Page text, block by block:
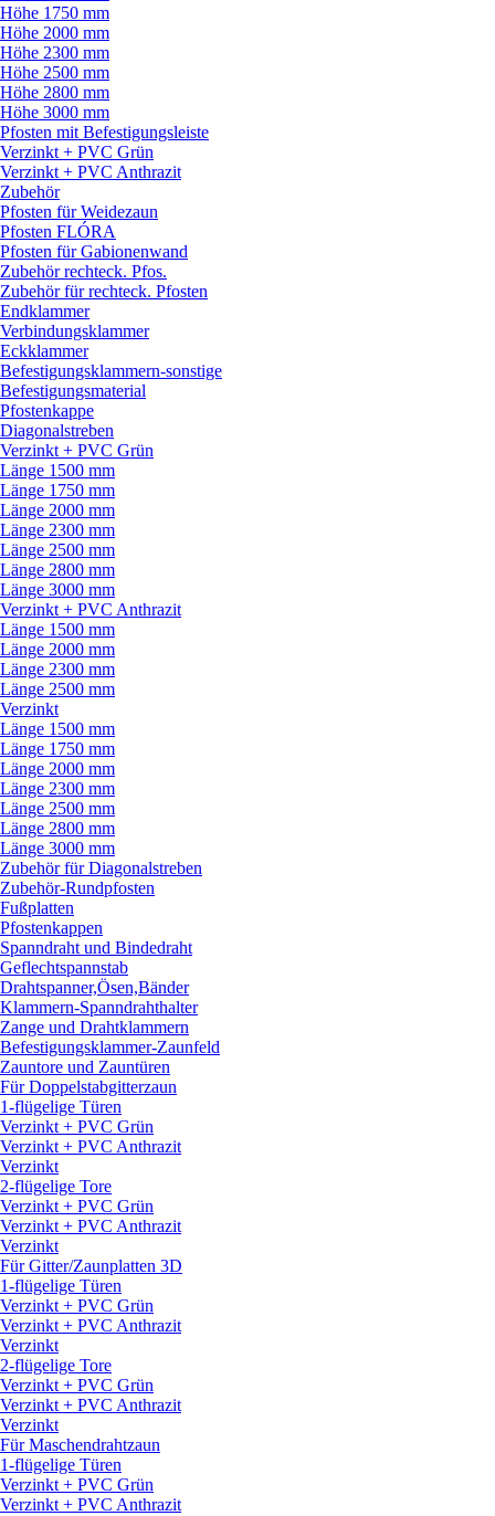
Höhe 1750 mm
Höhe 2000 mm
Höhe 2300 mm
Höhe 2500 mm
Höhe 2800 mm
Höhe 3000 mm
Pfosten mit Befestigungsleiste
Verzinkt + PVC Grün
Verzinkt + PVC Anthrazit
Zubehör
Pfosten für Weidezaun
Pfosten FLÓRA
Pfosten für Gabionenwand
Zubehör rechteck. Pfos.
Zubehör für rechteck. Pfosten
Endklammer
Verbindungsklammer
Eckklammer
Befestigungsklammern-sonstige
Befestigungsmaterial
Pfostenkappe
Diagonalstreben
Verzinkt + PVC Grün
Länge 1500 mm
Länge 1750 mm
Länge 2000 mm
Länge 2300 mm
Länge 2500 mm
Länge 2800 mm
Länge 3000 mm
Verzinkt + PVC Anthrazit
Länge 1500 mm
Länge 2000 mm
Länge 2300 mm
Länge 2500 mm
Verzinkt
Länge 1500 mm
Länge 1750 mm
Länge 2000 mm
Länge 2300 mm
Länge 2500 mm
Länge 2800 mm
Länge 3000 mm
Zubehör für Diagonalstreben
Zubehör-Rundpfosten
Fußplatten
Pfostenkappen
Spanndraht und Bindedraht
Geflechtspannstab
Drahtspanner,Ösen,Bänder
Klammern-Spanndrahthalter
Zange und Drahtklammern
Befestigungsklammer-Zaunfeld
Zauntore und Zauntüren
Für Doppelstabgitterzaun
1-flügelige Türen
Verzinkt + PVC Grün
Verzinkt + PVC Anthrazit
Verzinkt
2-flügelige Tore
Verzinkt + PVC Grün
Verzinkt + PVC Anthrazit
Verzinkt
Für Gitter/Zaunplatten 3D
1-flügelige Türen
Verzinkt + PVC Grün
Verzinkt + PVC Anthrazit
Verzinkt
2-flügelige Tore
Verzinkt + PVC Grün
Verzinkt + PVC Anthrazit
Verzinkt
Für Maschendrahtzaun
1-flügelige Türen
Verzinkt + PVC Grün
Verzinkt + PVC Anthrazit